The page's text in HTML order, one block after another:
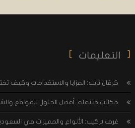
التعليمات
كرفان ثابت: المزايا والاستخدامات وكيف
مكاتب متنقلة: أفضل الحلول للمواقع
غرف تركيب: الأنواع والمميزات في